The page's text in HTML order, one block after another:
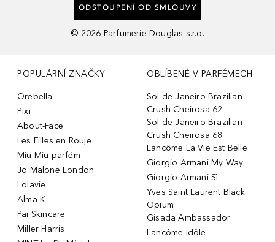
ODSTOUPENÍ OD SMLOUVY
© 2026 Parfumerie Douglas s.r.o.
POPULÁRNÍ ZNAČKY
Orebella
Pixi
About-Face
Les Filles en Rouje
Miu Miu parfém
Jo Malone London
Lolavie
Alma K
Pai Skincare
Miller Harris
OBLÍBENÉ V PARFÉMECH
Sol de Janeiro Brazilian
Crush Cheirosa 62
Sol de Janeiro Brazilian
Crush Cheirosa 68
Lancôme La Vie Est Belle
Giorgio Armani My Way
Giorgio Armani Sì
Yves Saint Laurent Black
Opium
Gisada Ambassador
Lancôme Idôle